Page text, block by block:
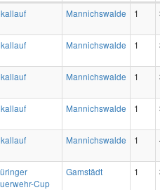
Mannichswalde 1
Mannichswalde 1
Mannichswalde 1
Mannichswalde 1
Mannichswalde 1
Cup
Gamstädt 1